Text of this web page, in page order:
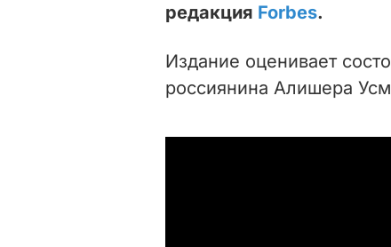
редакция Forbes.
Издание оценивает
россиянина Алишера